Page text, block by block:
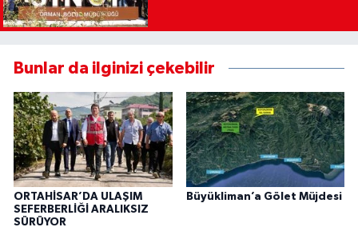
Bunlar da ilginizi çekebilir
ORTAHİSAR’DA ULAŞIM
SEFERBERLİĞİ ARALIKSIZ
SÜRÜYOR
Büyükliman’a Gölet Müjdesi